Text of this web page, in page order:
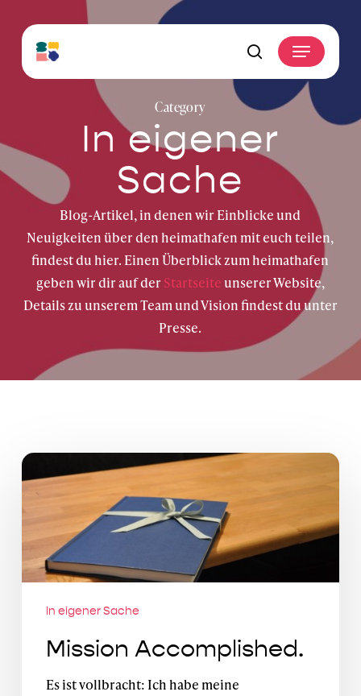
content
search
Menu
Category
In eigener
Sache
Blog-Artikel, in denen wir Einblicke und
Neuigkeiten über den heimathafen mit euch teilen,
findest du hier. Einen Überblick zum heimathafen
geben wir dir auf der Startseiteunserer Website,
Details zu unserem Team und Vision findest du unter
Presse.
Mission
Accomplished.
In eigener Sache
Mission Accomplished.
Es ist vollbracht: Ich habe meine